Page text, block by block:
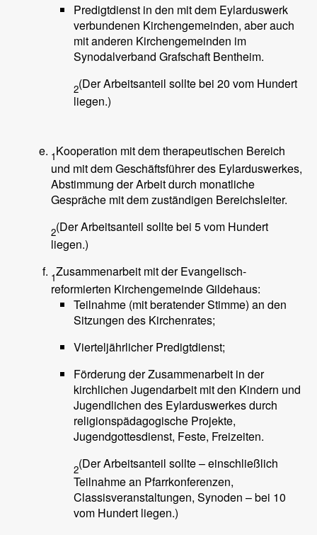
Predigtdienst in den mit dem Eylarduswerk
verbundenen Kirchengemeinden, aber auch
mit anderen Kirchengemeinden im
Synodalverband Grafschaft Bentheim.
2(Der Arbeitsanteil sollte bei 20 vom Hundert
liegen.)
1Kooperation mit dem therapeutischen Bereich
und mit dem Geschäftsführer des Eylarduswerkes,
Abstimmung der Arbeit durch monatliche
Gespräche mit dem zuständigen Bereichsleiter.
2(Der Arbeitsanteil sollte bei 5 vom Hundert
liegen.)
1Zusammenarbeit mit der Evangelisch-
reformierten Kirchengemeinde Gildehaus:
Teilnahme (mit beratender Stimme) an den
Sitzungen des Kirchenrates;
Vierteljährlicher Predigtdienst;
Förderung der Zusammenarbeit in der
kirchlichen Jugendarbeit mit den Kindern und
Jugendlichen des Eylarduswerkes durch
religionspädagogische Projekte,
Jugendgottesdienst, Feste, Freizeiten.
2(Der Arbeitsanteil sollte – einschließlich
Teilnahme an Pfarrkonferenzen,
Classisveranstaltungen, Synoden – bei 10
vom Hundert liegen.)